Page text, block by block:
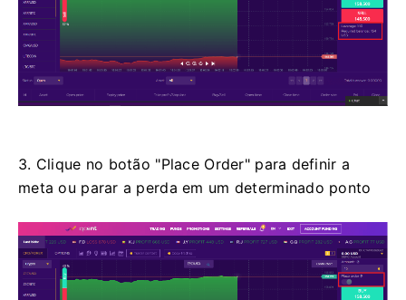
3. Clique no botão "Place Order" para definir a
meta ou parar a perda em um determinado ponto